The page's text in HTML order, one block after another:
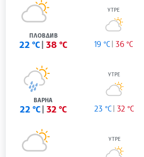
ПЛОВДИВ
22 °C 38 °C
УТРЕ
19 °C 36 °C
ВАРНА
22 °C 32 °C
УТРЕ
23 °C 32 °C
УТРЕ